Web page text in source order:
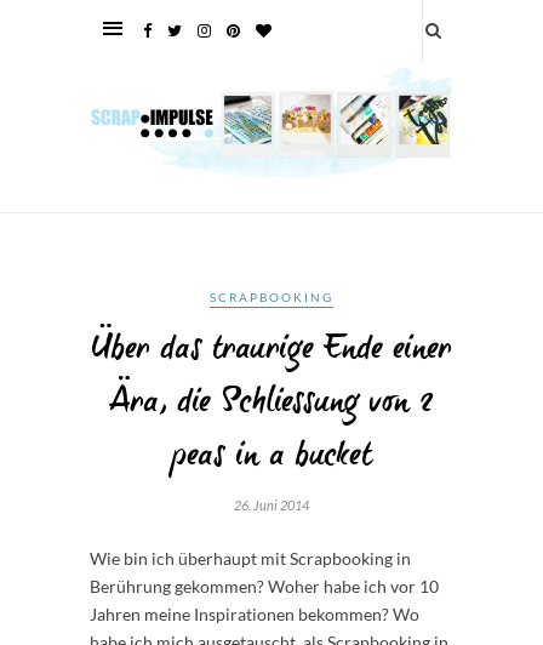
SCRAPBOOKING
Über das traurige Ende einer
Ära, die Schliessung von 2
peas in a bucket
26. Juni 2014
Wie bin ich überhaupt mit Scrapbooking in
Berührung gekommen? Woher habe ich vor 10
Jahren meine Inspirationen bekommen? Wo